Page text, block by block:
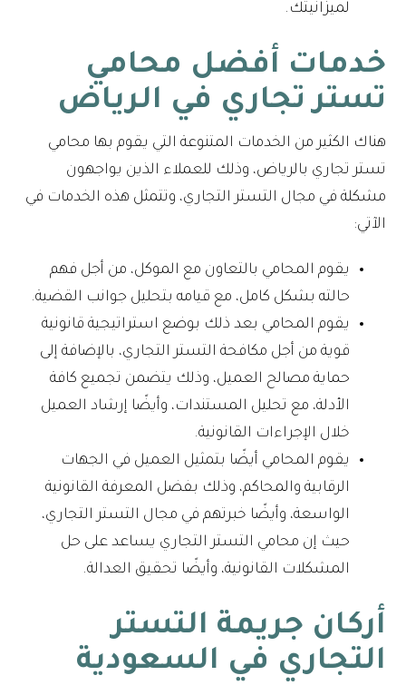
لميزانيتك.
خدمات أفضل محامي
تستر تجاري في الرياض
هناك الكثير من الخدمات المتنوعة التي يقوم بها محامي
تستر تجاري بالرياض، وذلك للعملاء الذين يواجهون
مشكلة في مجال التستر التجاري، وتتمثل هذه الخدمات في
الآتي:
يقوم المحامي بالتعاون مع الموكل، من أجل فهم
حالته بشكل كامل، مع قيامه بتحليل جوانب القضية.
يقوم المحامي بعد ذلك بوضع استراتيجية قانونية
قوية من أجل مكافحة التستر التجاري، بالإضافة إلى
حماية مصالح العميل، وذلك يتضمن تجميع كافة
الأدلة، مع تحليل المستندات، وأيضًا إرشاد العميل
خلال الإجراءات القانونية.
يقوم المحامي أيضًا بتمثيل العميل في الجهات
الرقابية والمحاكم، وذلك بفضل المعرفة القانونية
الواسعة، وأيضًا خبرتهم في مجال التستر التجاري،
حيث إن محامي التستر التجاري يساعد على حل
المشكلات القانونية، وأيضًا تحقيق العدالة.
أركان جريمة التستر
التجاري في السعودية